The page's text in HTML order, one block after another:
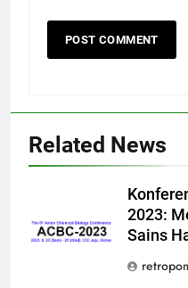
Related News
2023:
Sains